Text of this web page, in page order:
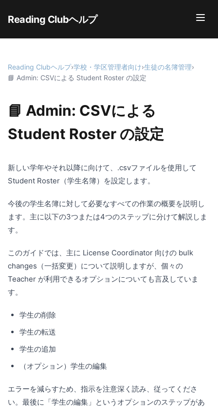
Reading Clubヘルプ
Reading Clubヘルプ›学校・学区管理者向け›生徒の名簿管理›
📘 Admin: CSVによる Student Roster の設定
📘 Admin: CSVによる
Student Roster の設定
新しい学年やそれ以降に向けて、.csvファイルを使用して
Student Roster（学生名簿）を設定します。
今後の学生名簿に対して必要なすべての作業の概要を説明し
ます。主に以下の3つまたは4つのステップに分けて解説しま
す。
このガイドでは、主に License Coordinator 向けの bulk
changes（一括変更）について説明しますが、個々の
Teacher が利用できるオプションについても言及していま
す。
学生の削除
学生の転送
学生の追加
（オプション）学生の編集
エラーを減らすため、指示を注意深く読み、従ってくださ
い。最後に「学生の編集」というオプションのステップがあ